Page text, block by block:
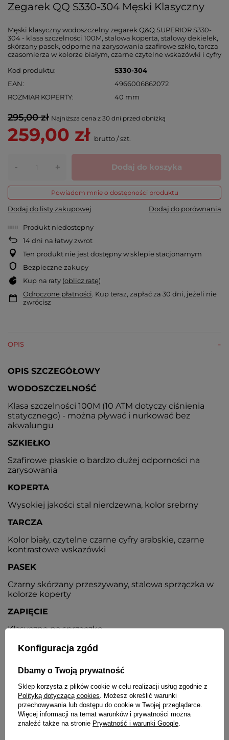
Zegarek QQ S330-304 Męski Klasyczny
Męski klasyczny wodoszczelny zegarek Q&Q SUPERIOR S330-
304 - klasa szczelności 100M, stalowa koperta, stalowy dekielek,
skórzany pasek, odporne na zarysowania szafirowe szkło, tarcza
czasomierza w kolorze białym, czarne czytelne wskazówki i cyfry
Kod produktu
S330-304
EAN
4966006862072
ROZMIAR KOPERTY
40 mm
295,00 zł Najniższa cena z 30 dni przed obniżką
259,00 zł brutto/szt.
- + Dodaj do koszyka
Powiadom mnie o dostępności produktu
Dodaj do listy zakupowej Dodaj do porównania
Produkt niedostępny
14dni na łatwy zwrot
Ten produkt nie jest dostępny w sklepie stacjonarnym
Bezpieczne zakupy
Kup na raty (oblicz ratę)
Odroczone płatności. Kup teraz, zapłać za 30 dni, jeżeli nie
zwrócisz
OPIS
OPIS SZCZEGÓŁOWY
WODOSZCZELNOŚĆ
Klasa szczelności 100M (10 ATM dotyczy ciśnienia
statycznego) - można pływać i nurkować bez
akwalungu
SZKIEŁKO
Szafirowe płaskie o bardzo dużej odporności na
zarysowania
KOPERTA
Wysokiej jakości stal nierdzewna, kolor srebrny
TARCZA
Kolor biały, czytelne czarne cyfry arabskie, czarne
kontrastowe wskazówki
PASEK
Czarny skórzany przeszywany, stalowa sprzączka w
kolorze koperty
ZAPIĘCIE
Klasyczne na sprzączkę
DEKIELEK
zegarka
DATOWNIK
Wskaźnik dnia miesiąca umieszczony na godz. 3
BATERIA
Konfiguracja zgód
Dbamy o Twoją prywatność
Sklep korzysta z plików cookie w celu realizacji usług zgodnie z
Polityką dotyczącą cookies. Możesz określić warunki
przechowywania lub dostępu do cookie w Twojej przeglądarce.
Więcej informacji na temat warunków i prywatności można
znaleźć także na stronie Prywatność i warunki Google.